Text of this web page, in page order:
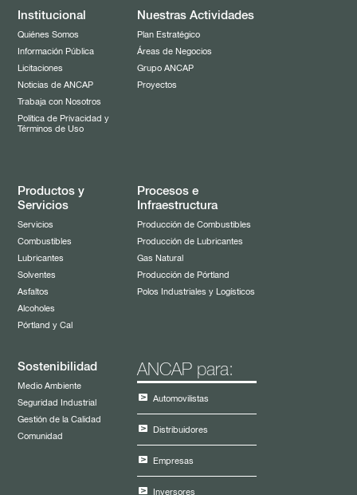
Noticias de ANCAP
Llamados de personal
Institucional
Quiénes Somos
Información Pública
Licitaciones
Noticias de ANCAP
Trabaja con Nosotros
Política de Privacidad y
Términos de Uso
Nuestras Actividades
Plan Estratégico
Áreas de Negocios
Grupo ANCAP
Proyectos
Productos y
Servicios
Servicios
Combustibles
Lubricantes
Solventes
Asfaltos
Alcoholes
Pórtland y Cal
Procesos e
Infraestructura
Producción de Combustibles
Producción de Lubricantes
Gas Natural
Producción de Pórtland
Polos Industriales y Logísticos
Sostenibilidad
Medio Ambiente
Seguridad Industrial
Gestión de la Calidad
Comunidad
ANCAP para:
Automovilistas
Distribuidores
Empresas
Inversores